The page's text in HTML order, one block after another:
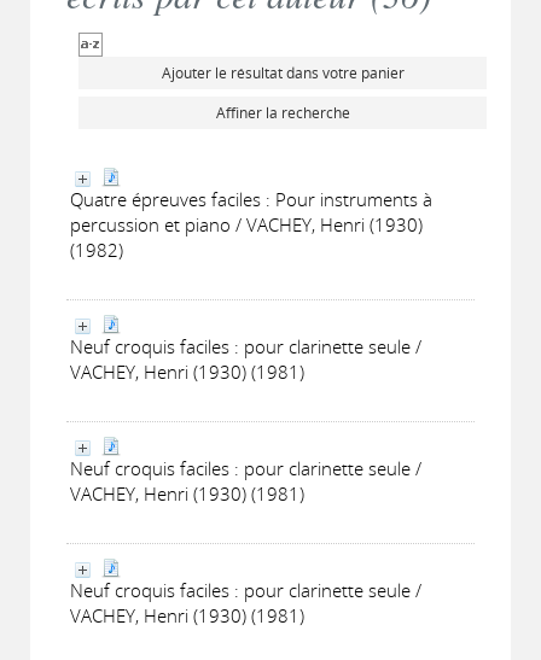
Ajouter le résultat dans votre panier
Affiner la recherche
Quatre épreuves faciles : Pour instruments à
percussion et piano / VACHEY, Henri (1930)
(1982)
Neuf croquis faciles : pour clarinette seule /
VACHEY, Henri (1930) (1981)
Neuf croquis faciles : pour clarinette seule /
VACHEY, Henri (1930) (1981)
Neuf croquis faciles : pour clarinette seule /
VACHEY, Henri (1930) (1981)